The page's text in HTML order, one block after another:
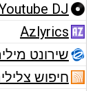
Youtube DJ
Azlyrics
שירונט מילים
חיפוש צלילים